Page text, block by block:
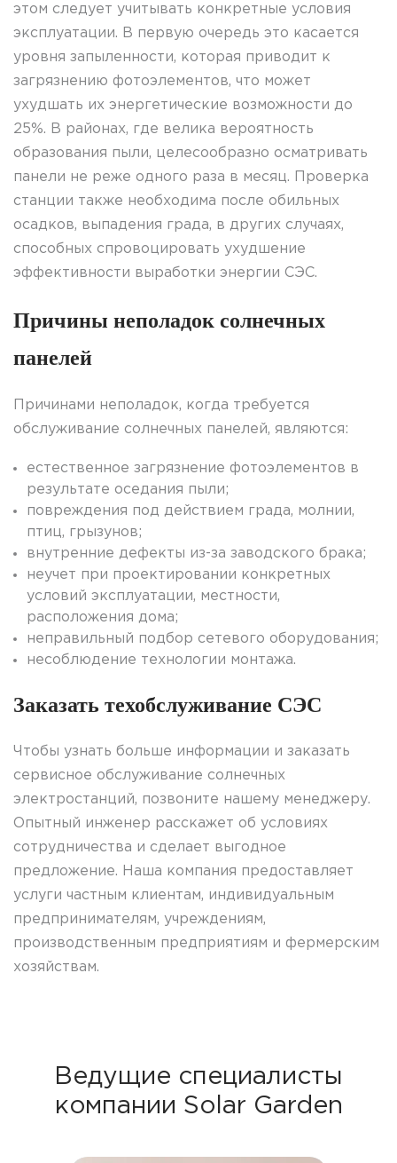
этом следует учитывать конкретные условия
эксплуатации. В первую очередь это касается
уровня запыленности, которая приводит к
загрязнению фотоэлементов, что может
ухудшать их энергетические возможности до
25%. В районах, где велика вероятность
образования пыли, целесообразно осматривать
панели не реже одного раза в месяц. Проверка
станции также необходима после обильных
осадков, выпадения града, в других случаях,
способных спровоцировать ухудшение
эффективности выработки энергии СЭС.
Причины неполадок солнечных
панелей
Причинами неполадок, когда требуется
обслуживание солнечных панелей, являются:
естественное загрязнение фотоэлементов в
результате оседания пыли;
повреждения под действием града, молнии,
птиц, грызунов;
внутренние дефекты из-за заводского брака;
неучет при проектировании конкретных
условий эксплуатации, местности,
расположения дома;
неправильный подбор сетевого оборудования;
несоблюдение технологии монтажа.
Заказать техобслуживание СЭС
Чтобы узнать больше информации и заказать
сервисное обслуживание солнечных
электростанций, позвоните нашему менеджеру.
Опытный инженер расскажет об условиях
сотрудничества и сделает выгодное
предложение. Наша компания предоставляет
услуги частным клиентам, индивидуальным
предпринимателям, учреждениям,
производственным предприятиям и фермерским
хозяйствам.
Ведущие специалисты
компании Solar Garden